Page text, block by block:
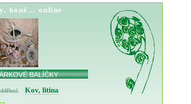
, koně… online
BALÍČKY
Kov, litina